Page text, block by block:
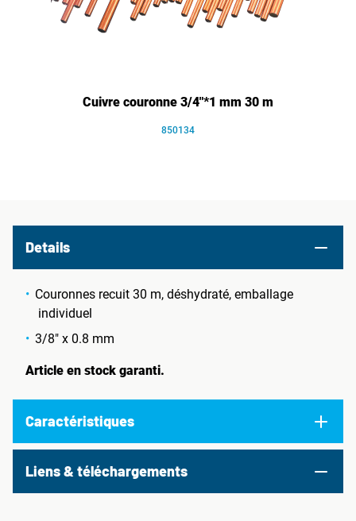
Cuivre couronne 3/4"*1 mm 30 m
850134
Details
Couronnes recuit 30 m, déshydraté, emballage
individuel
3/8" x 0.8 mm
Article en stock garanti.
Caractéristiques
Liens & téléchargements